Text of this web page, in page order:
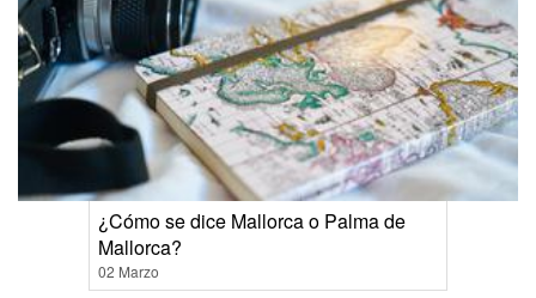
¿Cómo se dice Mallorca o Palma de
Mallorca?
02 Marzo